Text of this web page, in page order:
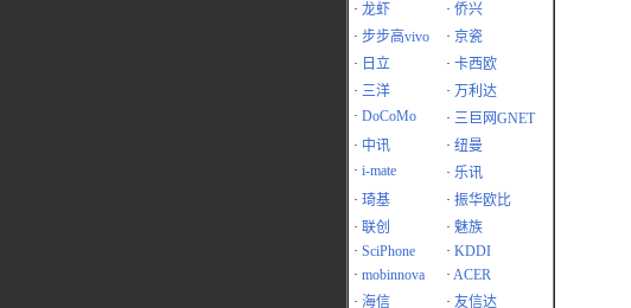
· 龙虾 · 侨兴
· 步步高vivo · 京瓷
· 日立 · 卡西欧
· 三洋 · 万利达
· DoCoMo · 三巨网GNET
· 中讯 · 纽曼
· i-mate · 乐讯
· 琦基 · 振华欧比
· 联创 · 魅族
· SciPhone · KDDI
· mobinnova · ACER
· 海信 · 友信达